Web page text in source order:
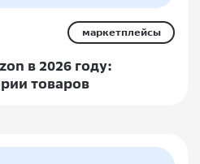
маркетплейсы
в 2026 году:
товаров